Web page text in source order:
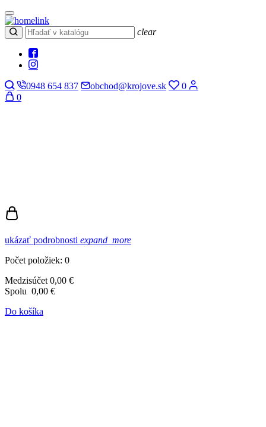
clear
0948 654 837 obchod@krojove.sk
0
0
ukázať podrobnosti expand_more
Počet položiek: 0
Medzisúčet 0,00 €
Spolu 0,00 €
Do košíka